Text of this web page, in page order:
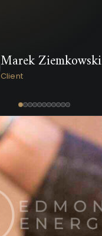
Marek Ziemkowski
Client